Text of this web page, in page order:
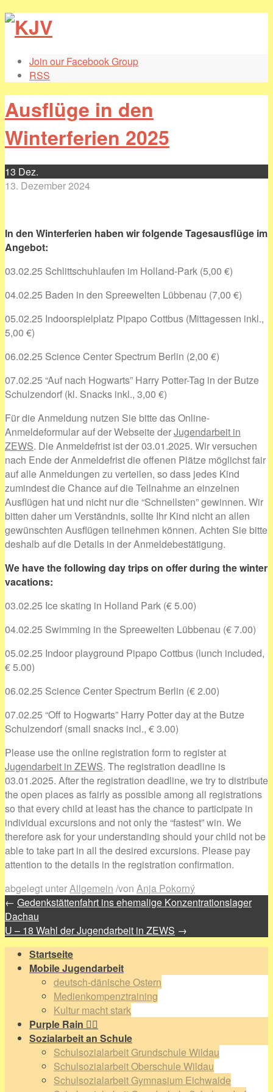
Join our Facebook Group
RSS
Ausflüge in den
Winterferien 2025
13 Dez.
13. Dezember 2024
In den Winterferien haben wir folgende Tagesausflüge im
Angebot:
03.02.25 Schlittschuhlaufen im Holland-Park (5,00 €)
04.02.25 Baden in den Spreewelten Lübbenau (7,00 €)
05.02.25 Indoorspielplatz Pipapo Cottbus (Mittagessen inkl.,
5,00 €)
06.02.25 Science Center Spectrum Berlin (2,00 €)
07.02.25 “Auf nach Hogwarts” Harry Potter-Tag in der Butze
Schulzendorf (kl. Snacks inkl., 3,00 €)
Für die Anmeldung nutzen Sie bitte das Online-
Anmeldeformular auf der Webseite derJugendarbeit in
ZEWS. Die Anmeldefrist ist der 03.01.2025. Wir versuchen
nach Ende der Anmeldefrist die offenen Plätze möglichst fair
auf alle Anmeldungen zu verteilen, so dass jedes Kind
zumindest die Chance auf die Teilnahme an einzelnen
Ausflügen hat und nicht nur die “Schnellsten” gewinnen. Wir
bitten daher um Verständnis, sollte Ihr Kind nicht an allen
gewünschten Ausflügen teilnehmen können. Achten Sie bitte
deshalb auf die Details in der Anmeldebestätigung.
We have the following day trips on offer during the winter
vacations:
03.02.25 Ice skating in Holland Park (€ 5.00)
04.02.25 Swimming in the Spreewelten Lübbenau (€ 7.00)
05.02.25 Indoor playground Pipapo Cottbus (lunch included,
€ 5.00)
06.02.25 Science Center Spectrum Berlin (€ 2.00)
07.02.25 “Off to Hogwarts” Harry Potter day at the Butze
Schulzendorf (small snacks incl., € 3.00)
Please use the online registration form to register at
Jugendarbeit in ZEWS. The registration deadline is
03.01.2025. After the registration deadline, we try to distribute
the open places as fairly as possible among all registrations
so that every child at least has the chance to participate in
individual excursions and not only the “fastest” win. We
therefore ask for your understanding should your child not be
able to take part in all the desired excursions. Please pay
attention to the details in the registration confirmation.
abgelegt unterAllgemein /von Anja Pokorný
← Gedenkstättenfahrt ins ehemalige Konzentrationslager
Dachau
U – 18 Wahl der Jugendarbeit in ZEWS →
Startseite
Mobile Jugendarbeit
deutsch-dänische Ostern
Medienkompenztraining
Kultur macht stark
Purple Rain 🏳️‍🌈
Sozialarbeit an Schule
Schulsozialarbeit Grundschule Wildau
Schulsozialarbeit Oberschule Wildau
Schulsozialarbeit Gymnasium Eichwalde